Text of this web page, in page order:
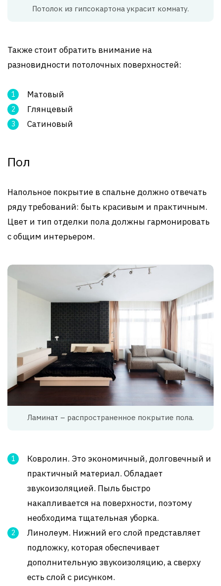
Потолок из гипсокартона украсит комнату.
Также стоит обратить внимание на
разновидности потолочных поверхностей:
Матовый
Глянцевый
Сатиновый
Пол
Напольное покрытие в спальне должно отвечать
ряду требований: быть красивым и практичным.
Цвет и тип отделки пола должны гармонировать
с общим интерьером.
Ламинат – распространенное покрытие пола.
Ковролин. Это экономичный, долговечный и
практичный материал. Обладает
звукоизоляцией. Пыль быстро
накапливается на поверхности, поэтому
необходима тщательная уборка.
Линолеум. Нижний его слой представляет
подложку, которая обеспечивает
дополнительную звукоизоляцию, а сверху
есть слой с рисунком.